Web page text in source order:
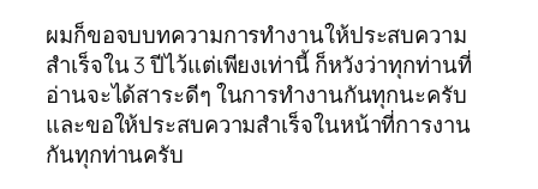
ผมก็ขอจบบทความการทำงานให้ประสบความ
สำเร็จใน 3 ปีไว้แต่เพียงเท่านี้ ก็หวังว่าทุกท่านที่
อ่านจะได้สาระดีๆ ในการทำงานกันทุกนะครับ
และขอให้ประสบความสำเร็จในหน้าที่การงาน
กันทุกท่านครับ